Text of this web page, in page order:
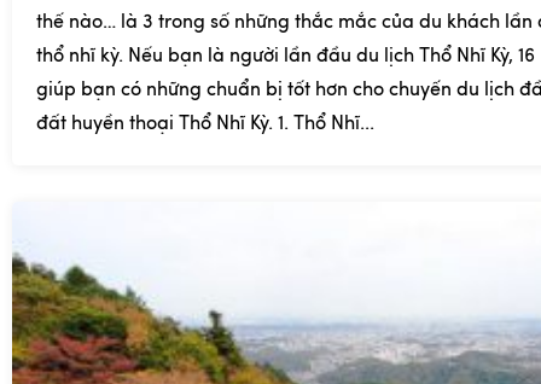
thế nào… là 3 trong số những thắc mắc của du khách lần
thổ nhĩ kỳ. Nếu bạn là người lần đầu du lịch Thổ Nhĩ Kỳ, 16
giúp bạn có những chuẩn bị tốt hơn cho chuyến du lịch
đất huyền thoại Thổ Nhĩ Kỳ. 1. Thổ Nhĩ...